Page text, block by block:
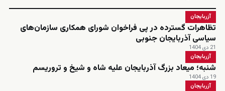
آزربایجان
تظاهرات گسترده در پی فراخوان شورای همکاری سازمان‌های
سیاسی آذربایجان جنوبی
21 دی 1404
آزربایجان
شنبه؛ میعاد بزرگ آذربایجان علیه شاه و شیخ و تروریسم
19 دی 1404
آزربایجان